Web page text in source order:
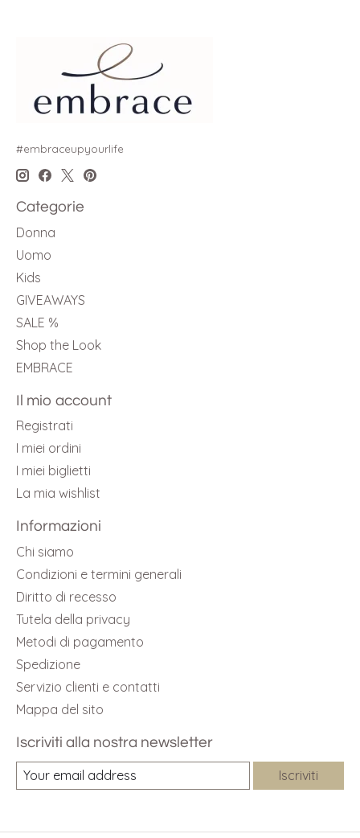
#embraceupyourlife
Categorie
Donna
Uomo
Kids
GIVEAWAYS
SALE %
Shop the Look
EMBRACE
Il mio account
Registrati
I miei ordini
I miei biglietti
La mia wishlist
Informazioni
Chi siamo
Condizioni e termini generali
Diritto di recesso
Tutela della privacy
Metodi di pagamento
Spedizione
Servizio clienti e contatti
Mappa del sito
Iscriviti alla nostra newsletter
Iscriviti